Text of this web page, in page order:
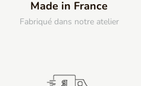
Made in France
Fabriqué dans notre atelier